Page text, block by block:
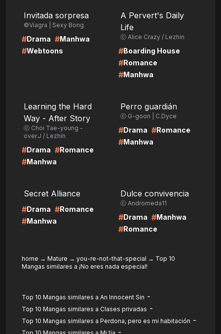
Invitada sorpresa
©Viagra | Sexy Bong
#Drama #Manhwa
#Webtoons
A Pervert's Daily
Life
ⓒ Alice Crazy / Lezhin
#Boarding House
#Romance
#Manhwa
Learning the Hard
Way - After Story
ⓒ Choi Tae-young -
over.J / Lezhin
#Drama #Romance
#Manhwa
Perro guardián
ⓒ G-goon | C.Dyce
#Drama #Romance
#Manhwa
Secret Alliance
#Drama #Romance
#Manhwa
Dulce convivencia
ⓒ Andromeda11
#Drama #Manhwa
#Romance
home → Mature → you-re-not-that-special → Top 10
Mangas similares a ¡No eres nada especial!
Top 10 Mangas similares a An Innocent Sin -
Top 10 Mangas similares a Clases privadas -
Top 10 Mangas similares a Perdona, pero es mi habitación -
-